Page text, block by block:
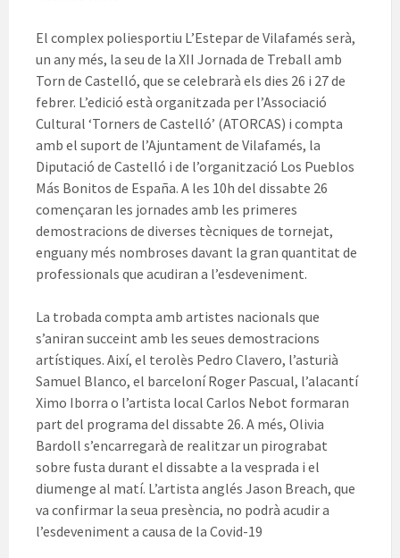
El complex poliesportiu L’Estepar de Vilafamés serà,
un any més, la seu de la XII Jornada de Treball amb
Torn de Castelló, que se celebrarà els dies 26 i 27 de
febrer. L’edició està organitzada per l’Associació
Cultural ‘Torners de Castelló’ (ATORCAS) i compta
amb el suport de l’Ajuntament de Vilafamés, la
Diputació de Castelló i de l’organització Los Pueblos
Más Bonitos de España. A les 10h del dissabte 26
començaran les jornades amb les primeres
demostracions de diverses tècniques de tornejat,
enguany més nombroses davant la gran quantitat de
professionals que acudiran a l’esdeveniment.
La trobada compta amb artistes nacionals que
s’aniran succeint amb les seues demostracions
artístiques. Així, el terolès Pedro Clavero, l’asturià
Samuel Blanco, el barceloní Roger Pascual, l’alacantí
Ximo Iborra o l’artista local Carlos Nebot formaran
part del programa del dissabte 26. A més, Olivia
Bardoll s’encarregarà de realitzar un pirograbat
sobre fusta durant el dissabte a la vesprada i el
diumenge al matí. L’artista anglés Jason Breach, que
va confirmar la seua presència, no podrà acudir a
l’esdeveniment a causa de la Covid-19